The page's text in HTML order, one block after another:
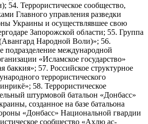
54. Террористическое сообщество,
Главного управления разведки
Украины и осуществлявшее свою
Запорожской области; 55. Группа
Народной Воли)»; 56.
подразделение международной
«Исламское государство»
баккия»; 57. Российское структурное
террористического
58. Террористическое
штурмовой батальон «Донбасс»
созданное на базе батальона
«Донбасс» Национальной гвардии
сообщество «Ахлю ас-